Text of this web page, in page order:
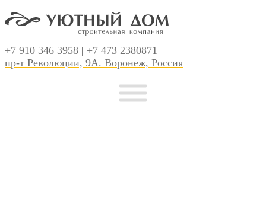
+7 910 346 3958 | +7 473 2380871
пр-т Революции, 9А. Воронеж, Россия